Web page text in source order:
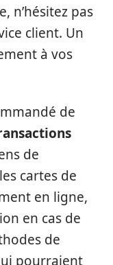
n’hésitez pas
client. Un
à vos
de
de
cartes de
en ligne,
en cas de
de
pourraient